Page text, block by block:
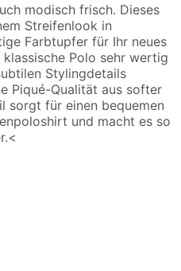
modisch frisch. Dieses
Streifenlook in
Farbtupfer für Ihr neues
Polo sehr wertig
Stylingdetails
Piqué-Qualität aus softer
sorgt für einen bequemen
und macht es so